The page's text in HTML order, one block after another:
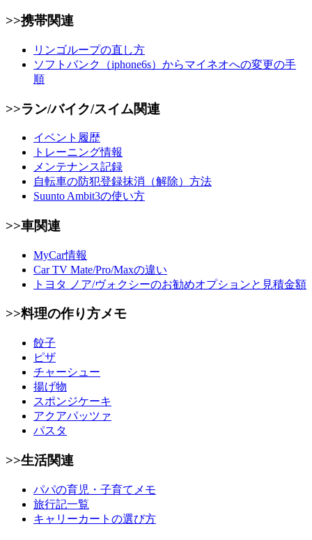
>>携帯関連
リンゴループの直し方
ソフトバンク（iphone6s）からマイネオへの変更の手
順
>>ラン/バイク/スイム関連
イベント履歴
トレーニング情報
メンテナンス記録
自転車の防犯登録抹消（解除）方法
Suunto Ambit3の使い方
>>車関連
MyCar情報
Car TV Mate/Pro/Maxの違い
トヨタ ノア/ヴォクシーのお勧めオプションと見積金額
>>料理の作り方メモ
餃子
ピザ
チャーシュー
揚げ物
スポンジケーキ
アクアパッツァ
パスタ
>>生活関連
パパの育児・子育てメモ
旅行記一覧
キャリーカートの選び方